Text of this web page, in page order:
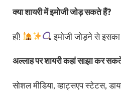
क्या शायरी में इमोजी जोड़ सकते हैं?
हाँ! इमोजी जोड़ने से इसका
अल्लाह पर शायरी कहां साझा कर
सोशल मीडिया, व्हाट्सएप स्टेटस,